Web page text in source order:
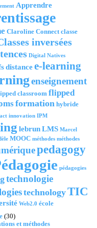
Apprendre
Claroline Connect classe
inversées
Digital Natives
distancee-learning
enseignement
classroom flipped
formation hybride
innovation IPM
lebrunLMS Marcel
MOOC méthodes méthodes
pedagogy
pédagogies
technologie
technologyTIC
Web2.0 école
(30)
et méthodes